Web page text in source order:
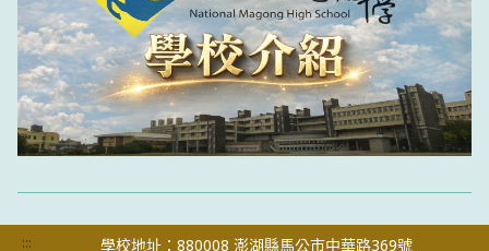
::: 學校地址：880008 澎湖縣馬公市中華路369號